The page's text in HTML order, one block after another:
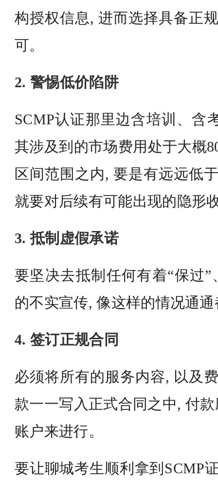
构授权信息, 进而选择具备正
可。
2. 警惕低价陷阱
SCMP认证那里边含培训、含
其涉及到的市场费用处于大概
区间范围之内, 要是有远远低
就要对后续有可能出现的隐形
3. 抵制虚假承诺
要坚决去抵制任何有着“保过”
的不实宣传, 像这样的情况通
4. 签订正规合同
必须将所有的服务内容, 以及
款一一写入正式合同之中, 付
账户来进行。
要让聊城考生顺利拿到SCMP